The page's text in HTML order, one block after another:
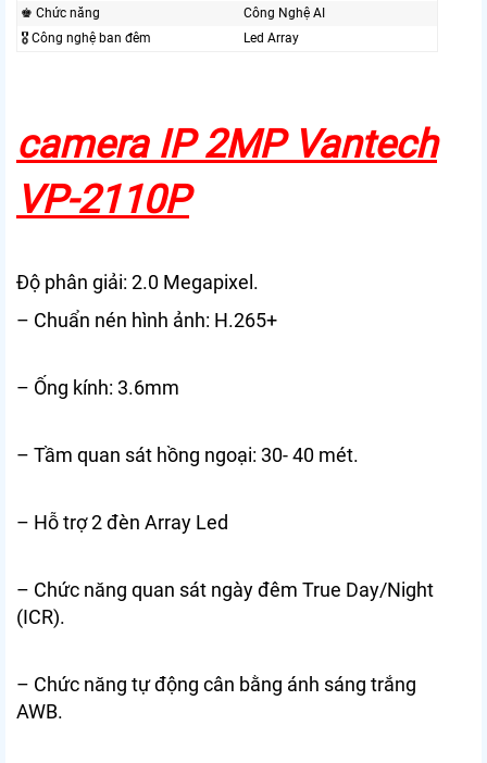
♚ Chức năng
Công Nghệ AI
🎖️ Công nghệ ban đêm
Led Array
camera IP 2MP Vantech
VP-2110P
Độ phân giải: 2.0 Megapixel.
– Chuẩn nén hình ảnh: H.265+
– Ống kính: 3.6mm
– Tầm quan sát hồng ngoại: 30- 40 mét.
– Hỗ trợ 2 đèn Array Led
– Chức năng quan sát ngày đêm True Day/Night
(ICR).
– Chức năng tự động cân bằng ánh sáng trắng
AWB.